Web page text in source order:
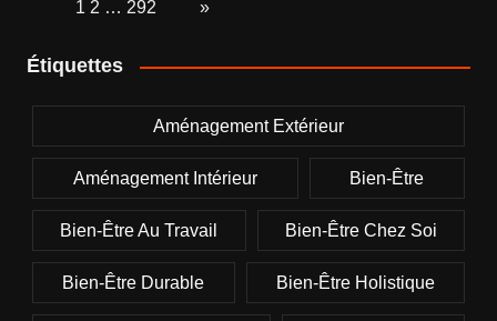
1 2 … 292 »
Étiquettes
Aménagement Extérieur
Aménagement Intérieur Bien-Être
Bien-Être Au Travail Bien-Être Chez Soi
Bien-Être Durable Bien-Être Holistique